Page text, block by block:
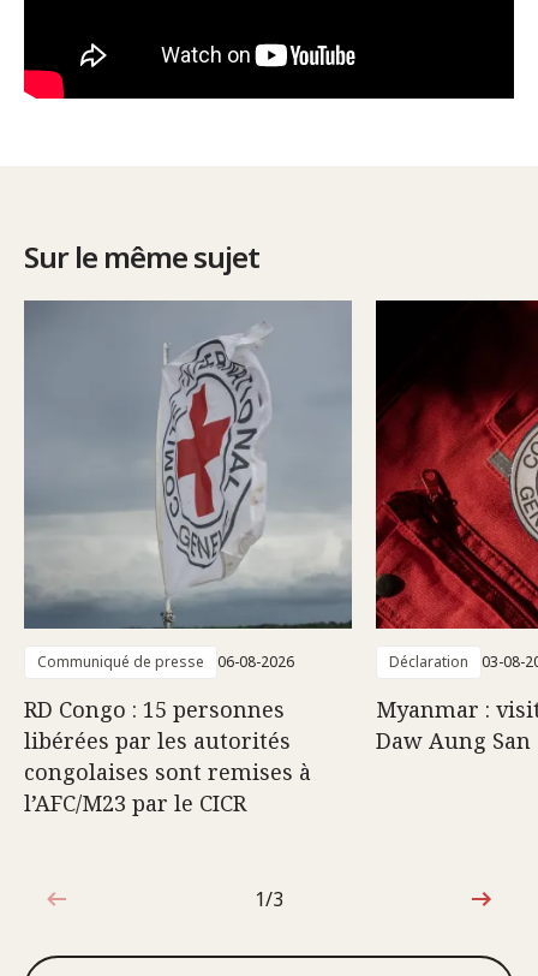
Sur le même sujet
Communiqué de presse 06-08-2026
RD Congo : 15 personnes
libérées par les autorités
congolaises sont remises à
l’AFC/M23 par le CICR
Déclaration 03-08-
Myanmar :
Daw Aung San
1sur3
1/3